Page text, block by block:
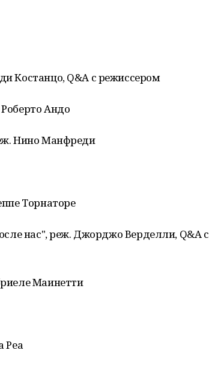
Костанцо, Q&A с режиссером
Андо
Нино Манфреди
Торнаторе
нас", реж. Джорджо Верделли, Q&A с
Маинетти
Реа